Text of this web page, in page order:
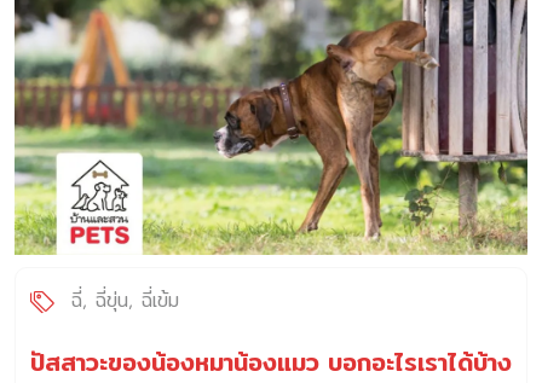
ฉี่ ฉี่ขุ่น ฉี่เข้ม
ปัสสาวะของน้องหมาน้องแมว บอกอะไรเราได้บ้าง